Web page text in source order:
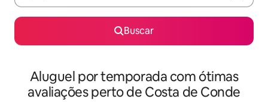
Buscar
Aluguel por temporada com ótimas
avaliações perto de Costa de Conde